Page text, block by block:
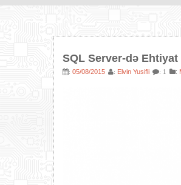
SQL Server-də
: 05/08/2015 : Elvin Yusifli : 1 :